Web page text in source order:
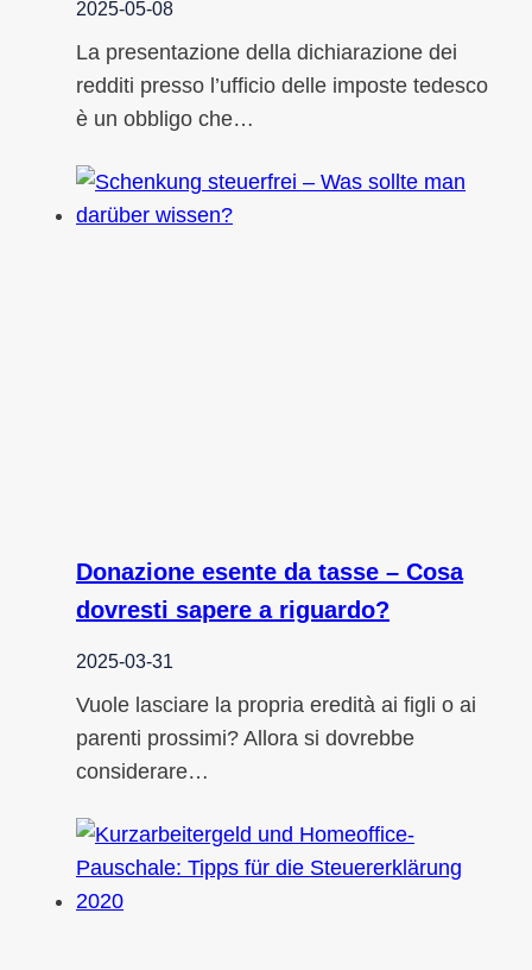
2025-05-08
La presentazione della dichiarazione dei
redditi presso l’ufficio delle imposte tedesco
è un obbligo che…
Donazione esente da tasse – Cosa
dovresti sapere a riguardo?
2025-03-31
Vuole lasciare la propria eredità ai figli o ai
parenti prossimi? Allora si dovrebbe
considerare…